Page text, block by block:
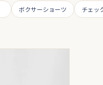
ボクサーショーツ チェッ